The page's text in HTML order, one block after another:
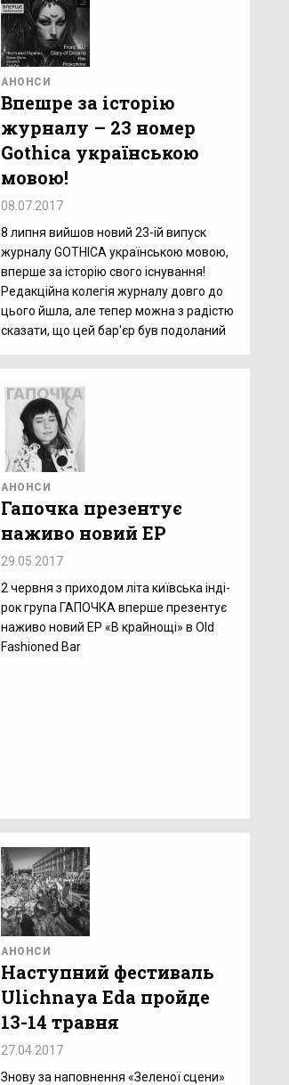
АНОНСИ
Впешре за історію
журналу – 23 номер
Gothica українською
мовою!
08.07.2017
8 липня вийшов новий 23-ій випуск
журналу GOTHICA українською мовою,
вперше за історію свого існування!
Редакційна колегія журналу довго до
цього йшла, але тепер можна з радістю
сказати, що цей бар'єр був подоланий
АНОНСИ
Гапочка презентує
наживо новий ЕР
29.05.2017
2 червня з приходом літа київська інді-
рок група ГАПОЧКА вперше презентує
наживо новий ЕР «В крайнощі» в Old
Fashioned Bar
АНОНСИ
Наступний фестиваль
Ulichnaya Eda пройде
13-14 травня
27.04.2017
Знову за наповнення «Зеленої сцени»